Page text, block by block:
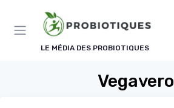
LE MÉDIA DES PROBIOTIQUES
Vegavero